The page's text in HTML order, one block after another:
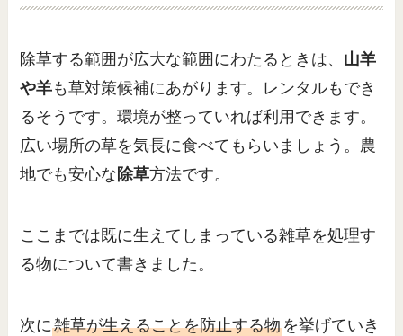
除草する範囲が広大な範囲にわたるときは、 山羊
や羊も草対策候補にあがります。レンタルもでき
るそうです。環境が整っていれば利用できます。
広い場所の草を気長に食べてもらいましょう。農
地でも安心な 除草方法です。
ここまでは既に生えてしまっている雑草を処理す
る物について書きました。
次に雑草が生えることを防止する物を挙げていき